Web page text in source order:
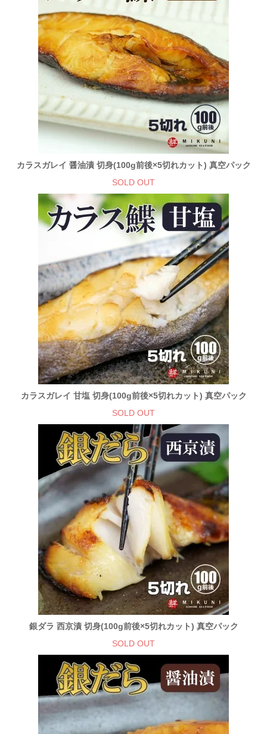
カラスガレイ 醤油漬 切身(100g前後×5切れカット) 真空パック
SOLD OUT
カラスガレイ 甘塩 切身(100g前後×5切れカット) 真空パック
SOLD OUT
銀ダラ 西京漬 切身(100g前後×5切れカット) 真空パック
SOLD OUT